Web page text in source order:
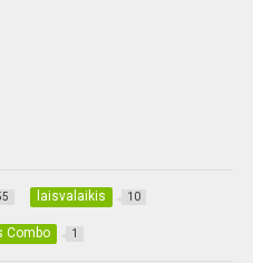
laisvalaikis 10
Combo 1